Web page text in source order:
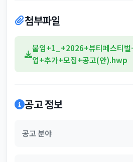
첨부파일
붙임+1_+2026+뷰티페스티벌
업+추가+모집+공고(안).hwp
공고 정보
공고 분야